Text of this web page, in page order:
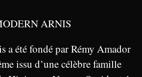
ARNIS
a été fondé par Rémy Amador
issu d’une célèbre famille